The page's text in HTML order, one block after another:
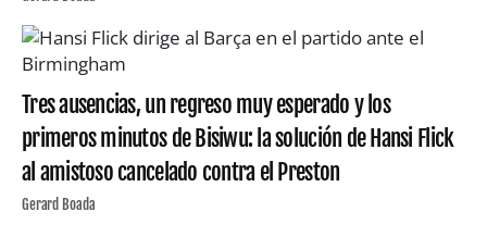
Tres ausencias, un regreso muy esperado y los
primeros minutos de Bisiwu: la solución de Hansi Flick
al amistoso cancelado contra el Preston
Gerard Boada